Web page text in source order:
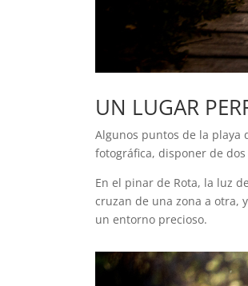
UN LUGAR
Algunos puntos de la playa
fotográfica, disponer de
En el pinar de Rota, la luz
cruzan de una zona a otra,
un entorno precioso.